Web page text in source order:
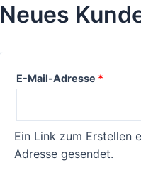
Neues
E-Mail-Adresse *
Ein Link zum Erstellen
Adresse gesendet.